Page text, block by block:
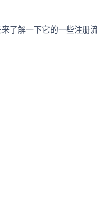
解一下它的一些注册